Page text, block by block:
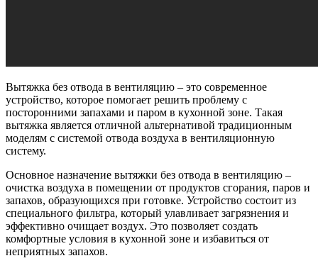
Вытяжка без отвода в вентиляцию – это современное
устройство, которое помогает решить проблему с
посторонними запахами и паром в кухонной зоне. Такая
вытяжка является отличной альтернативой традиционным
моделям с системой отвода воздуха в вентиляционную
систему.
Основное назначение вытяжки без отвода в вентиляцию –
очистка воздуха в помещении от продуктов сгорания, паров и
запахов, образующихся при готовке. Устройство состоит из
специального фильтра, который улавливает загрязнения и
эффективно очищает воздух. Это позволяет создать
комфортные условия в кухонной зоне и избавиться от
неприятных запахов.